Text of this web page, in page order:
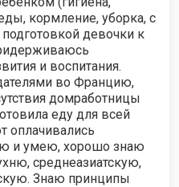
кормление, уборка, c
девочки к
и воспитания.
во Францию,
домработницы
еду для всей
оплачивались
и умею, хорошо знаю
среднеазиатскую,
Знаю принципы